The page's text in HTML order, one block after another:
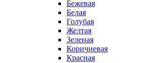
Бежевая
Белая
Голубая
Желтая
Зеленая
Коричневая
Красная